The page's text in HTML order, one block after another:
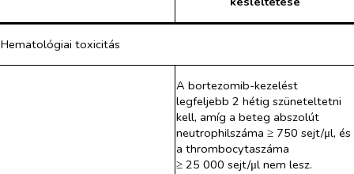
Hematológiai toxicitás
A bortezomib-kezelést
legfeljebb 2 hétig szüneteltetni
kell, amíg a beteg abszolút
neutrophilszáma ≥ 750 sejt/μl, és
a thrombocytaszáma
≥ 25 000 sejt/μl nem lesz.